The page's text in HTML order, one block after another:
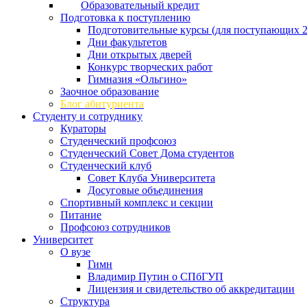
Образовательный кредит
Подготовка к поступлению
Подготовительные курсы (для поступающих
Дни факультетов
Дни открытых дверей
Конкурс творческих работ
Гимназия «Ольгино»
Заочное образование
Блог абитуриента
Студенту и сотруднику
Кураторы
Студенческий профсоюз
Студенческий Совет Дома студентов
Студенческий клуб
Совет Клуба Университета
Досуговые объединения
Спортивный комплекс и секции
Питание
Профсоюз сотрудников
Университет
О вузе
Гимн
Владимир Путин о СПбГУП
Лицензия и свидетельство об аккредитации
Структура